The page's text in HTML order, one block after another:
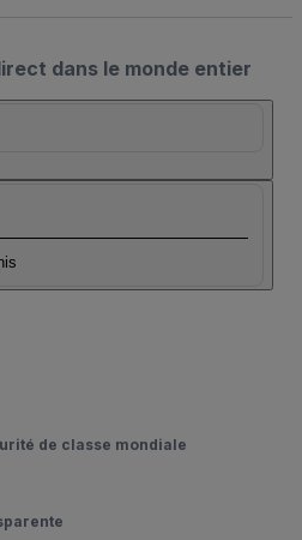
dans le monde entier
de classe mondiale